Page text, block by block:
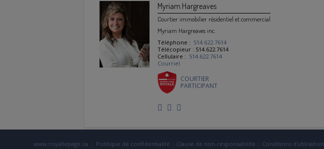
Myriam Hargreaves
Courtier immobilier résidentiel et commercial
Myriam Hargreaves inc.
Téléphone : 514.622.7614
Télécopieur : 514.622.7614
Cellulaire : 514.622.7614
Courriel
COURTIER
PARTICIPANT
www.royallepage.ca Politique de confidentialité Clause de non-responsabilité Conditions d'utilisation